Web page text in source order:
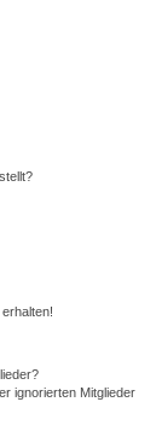
ignorierten Mitglieder